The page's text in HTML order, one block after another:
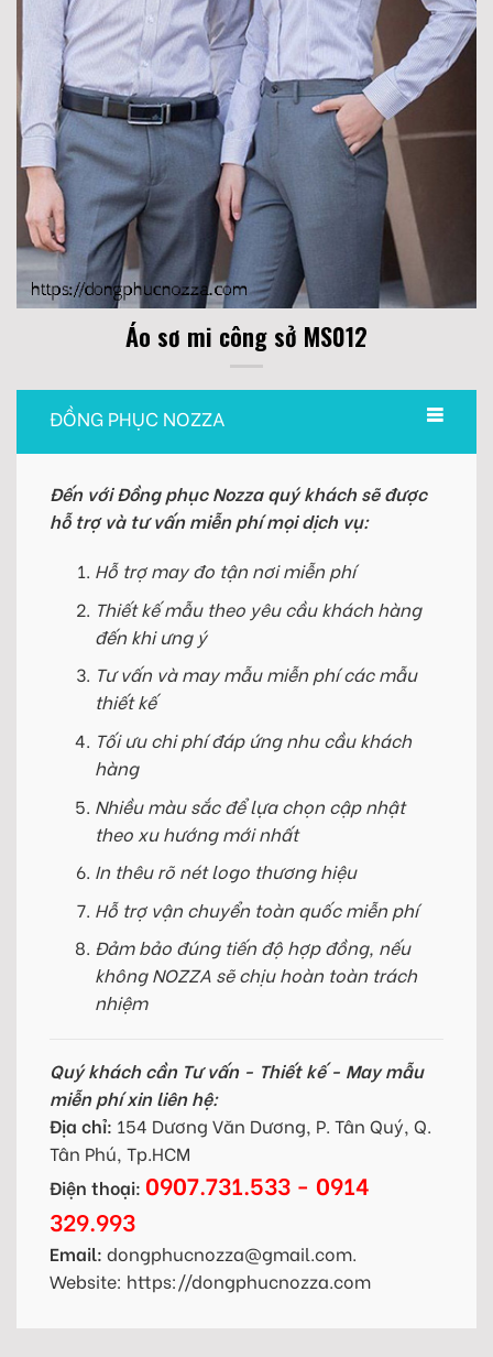
Áo sơ mi công sở MS012
ĐỒNG PHỤC NOZZA
Đến với Đồng phục Nozza quý khách sẽ được
hỗ trợ và tư vấn miễn phí mọi dịch vụ:
Hỗ trợ may đo tận nơi miễn phí
Thiết kế mẫu theo yêu cầu khách hàng
đến khi ưng ý
Tư vấn và may mẫu miễn phí các mẫu
thiết kế
Tối ưu chi phí đáp ứng nhu cầu khách
hàng
Nhiều màu sắc để lựa chọn cập nhật
theo xu hướng mới nhất
In thêu rõ nét logo thương hiệu
Hỗ trợ vận chuyển toàn quốc miễn phí
Đảm bảo đúng tiến độ hợp đồng, nếu
không NOZZA sẽ chịu hoàn toàn trách
nhiệm
Quý khách cần Tư vấn - Thiết kế - May mẫu
miễn phí xin liên hệ:
Địa chỉ: 154 Dương Văn Dương, P. Tân Quý, Q.
Tân Phú, Tp.HCM
Điện thoại: 0907.731.533 - 0914
329.993
Email: dongphucnozza@gmail.com.
Website: https://dongphucnozza.com